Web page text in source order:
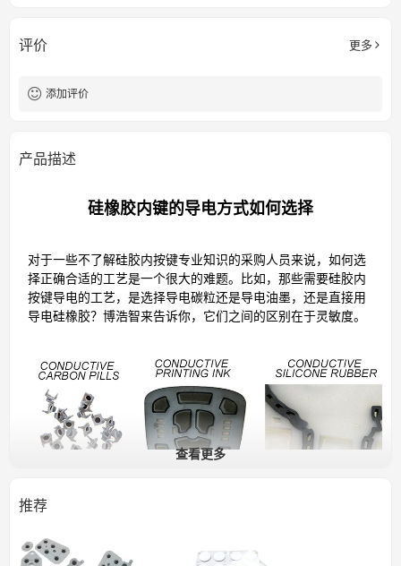
评价 更多
添加评价
产品描述
硅橡胶内键的导电方式如何选择
对于一些不了解硅胶内按键专业知识的采购人员来说，如何选
择正确合适的工艺是一个很大的难题。比如，那些需要硅胶内
按键导电的工艺，是选择导电碳粒还是导电油墨，还是直接用
导电硅橡胶？博浩智来告诉你，它们之间的区别在于灵敏度。
查看更多
推荐